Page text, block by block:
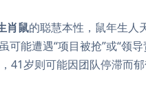
肖鼠的聪慧本性，鼠年生人
可能遭遇“项目被抢”或“领
41岁则可能因团队停滞而